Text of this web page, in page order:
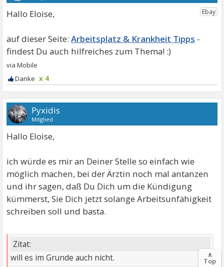
Hallo Eloise,
Arbeitsplatz & Krankheit Tipps
x 4
Pyxidis
Mitglied
Hallo Eloise,
ich würde es mir an Deiner Stelle so einfach wie
möglich machen, bei der Ärztin noch mal antanzen
und ihr sagen, daß Du Dich um die Kündigung
kümmerst, Sie Dich jetzt solange Arbeitsunfähigkeit
schreiben soll und basta.
Zitat:
will es im Grunde auch nicht.
∧
Top